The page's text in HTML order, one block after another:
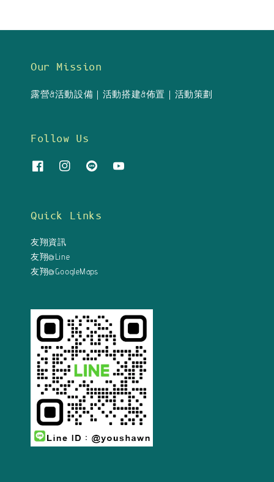
Our Mission
露營&活動設備｜活動搭建&佈置｜活動策劃
Follow Us
Quick Links
友翔資訊
友翔@Line
友翔@GoogleMaps